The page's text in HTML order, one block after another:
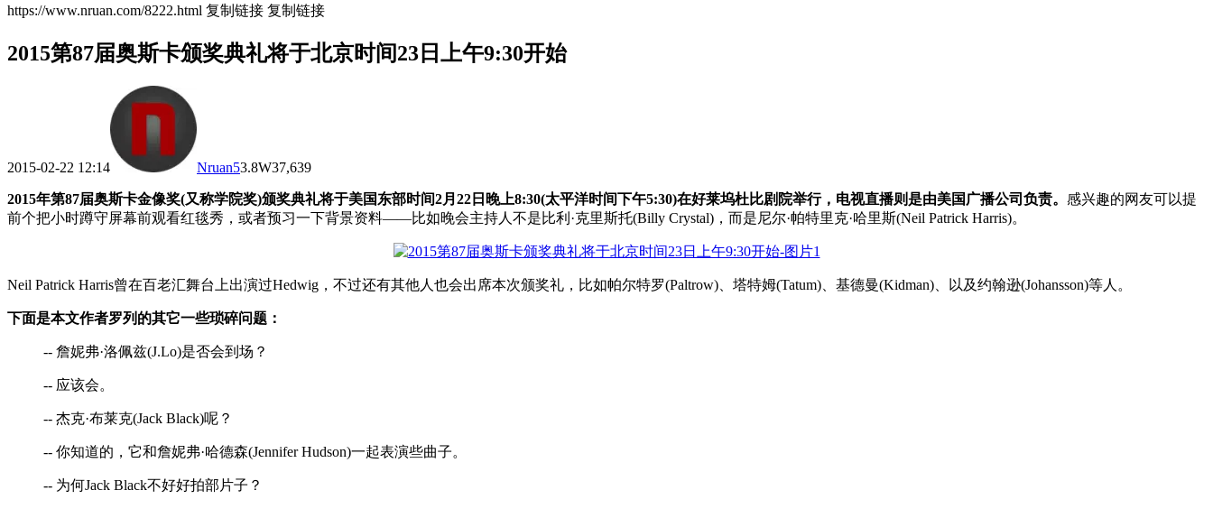
https://www.nruan.com/8222.html 复制链接 复制链接
2015第87届奥斯卡颁奖典礼将于北京时间23日上午9:30开始
2015-02-22 12:14 Nruan53.8W37,639
2015年第87届奥斯卡金像奖(又称学院奖)颁奖典礼将于美国东部时间2月22日晚上8:30(太平洋时间下午5:30)在好莱坞杜比剧院举行，电视直播则是由美国广播公司负责。 感兴趣的网友可以提
前个把小时蹲守屏幕前观看红毯秀，或者预习一下背景资料——比如晚会主持人不是比利·克里斯托(Billy Crystal)，而是尼尔·帕特里克·哈里斯(Neil Patrick Harris)。
Neil Patrick Harris曾在百老汇舞台上出演过Hedwig，不过还有其他人也会出席本次颁奖礼，比如帕尔特罗(Paltrow)、塔特姆(Tatum)、基德曼(Kidman)、以及约翰逊(Johansson)等人。
下面是本文作者罗列的其它一些琐碎问题：
-- 詹妮弗·洛佩兹(J.Lo)是否会到场？
-- 应该会。
-- 杰克·布莱克(Jack Black)呢？
-- 你知道的，它和詹妮弗·哈德森(Jennifer Hudson)一起表演些曲子。
-- 为何Jack Black不好好拍部片子？